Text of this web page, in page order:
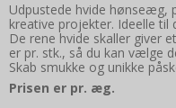
Udpustede hvide hønseæg,
kreative projekter. Ideelle
De rene hvide skaller giver
er pr. stk., så du kan vælge
Skab smukke og unikke
Prisen er pr. æg.